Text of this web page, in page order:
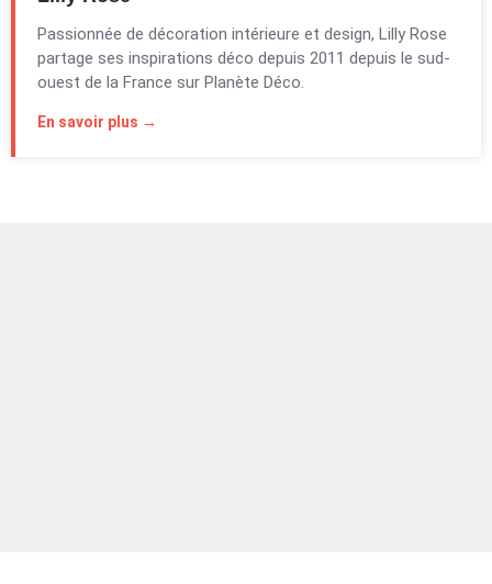
Passionnée de décoration intérieure et design, Lilly Rose
partage ses inspirations déco depuis 2011 depuis le sud-
ouest de la France sur Planète Déco.
En savoir plus →